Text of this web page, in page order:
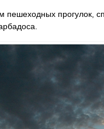
пешеходных прогулок,